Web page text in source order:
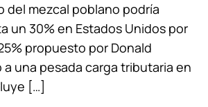
del mezcal poblano podría
un 30% en Estados Unidos por
propuesto por Donald
a una pesada carga tributaria en
[…]